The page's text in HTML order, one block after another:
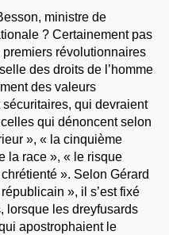
ministre de
? Certainement pas
révolutionnaires
des droits de l’homme
des valeurs
qui devraient
qui dénoncent selon
», « la cinquième
la race », « le risque
». Selon Gérard
», il s’est fixé
lorsque les dreyfusards
apostrophaient le